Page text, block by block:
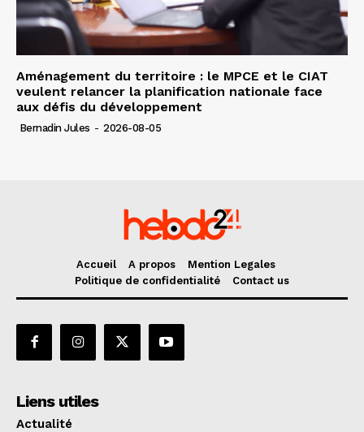
Aménagement du territoire : le MPCE et le CIAT
veulent relancer la planification nationale face
aux défis du développement
Bernadin Jules - 2026-08-05
Accueil A propos
Mention Legales
Politique de confidentialité
Contact us
Liens utiles
Actualité